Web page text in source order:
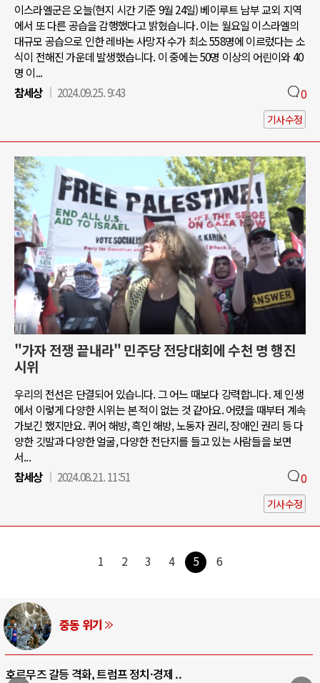
이스라엘군은 오늘(현지 시간 기준 9월 24일) 베이루트 남부 교외 지역
에서 또 다른 공습을 감행했다고 밝혔습니다. 이는 월요일 이스라엘의
대규모 공습으로 인한 레바논 사망자 수가 최소 558명에 이르렀다는 소
식이 전해진 가운데 발생했습니다. 이 중에는 50명 이상의 어린이와 40
명 이...
참세상
2024.09.25. 9:43 0
기사수정
"가자 전쟁 끝내라" 민주당 전당대회에 수천 명 행진
시위
우리의 전선은 단결되어 있습니다. 그 어느 때보다 강력합니다. 제 인생
에서 이렇게 다양한 시위는 본 적이 없는 것 같아요. 어렸을 때부터 계속
가보긴 했지만요. 퀴어 해방, 흑인 해방, 노동자 권리, 장애인 권리 등 다
양한 깃발과 다양한 얼굴, 다양한 전단지를 들고 있는 사람들을 보면
서...
참세상
2024.08.21. 11:51 0
기사수정
1 2 3 4 5 6
위기
화, 트럼프 정치·경제 ..
중국 AI, 저